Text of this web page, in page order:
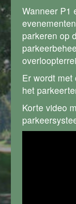
Wanneer P1
parkeren op
Er wordt met
het
Korte video